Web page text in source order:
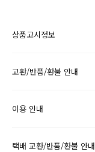
상품고시정보
교환/반품/환불 안내
이용 안내
택배 교환/반품/환불 안내